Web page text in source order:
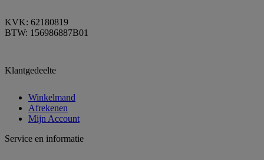
KVK: 62180819
BTW: 156986887B01
Klantgedeelte
Winkelmand
Afrekenen
Mijn Account
Service en informatie